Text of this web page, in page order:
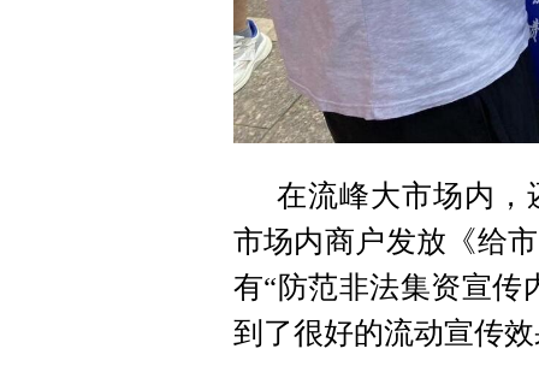
在流峰大市场内，
市场内商户发放《给
有“防范非法集资宣传
到了很好的流动宣传